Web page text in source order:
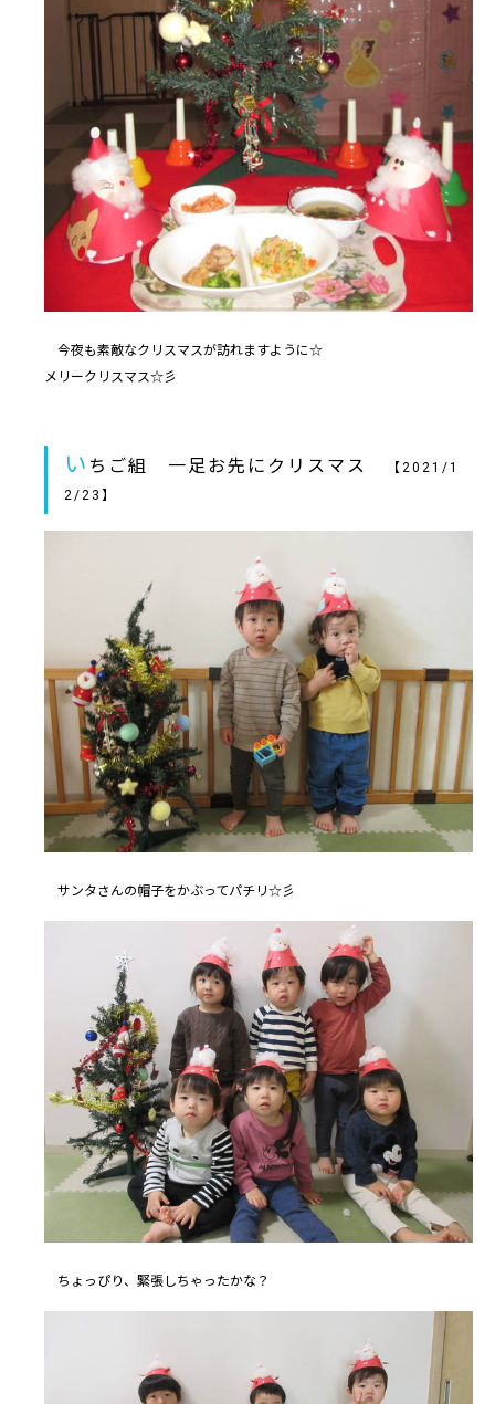
今夜も素敵なクリスマスが訪れますように☆
メリークリスマス☆彡
い ちご組 一足お先にクリスマス
【2021/1
2/23】
サンタさんの帽子をかぶってパチリ☆彡
ちょっぴり、緊張しちゃったかな？